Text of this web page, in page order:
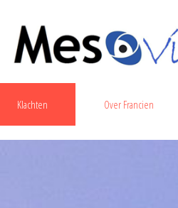
Klachten Over Francien